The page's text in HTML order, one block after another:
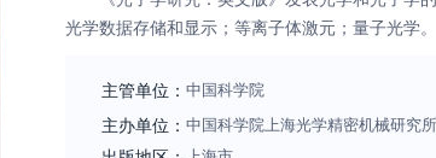
光学数据存储和显示；等离子体激元；量子光学。
主管单位： 中国科学院
主办单位： 中国科学院上海光学精密机械研究所